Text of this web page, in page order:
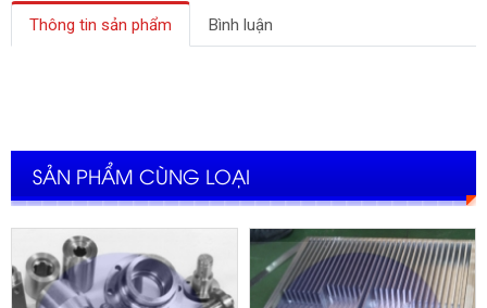
Thông tin sản phẩm Bình luận
SẢN PHẨM CÙNG LOẠI